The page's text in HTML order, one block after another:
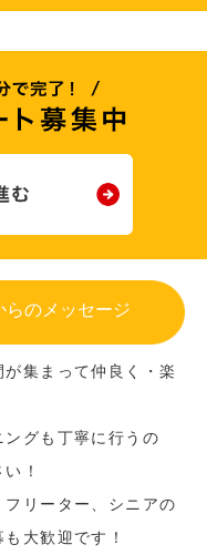
らのメッセージ
集まって仲良く・楽
グも丁寧に行うの
！
リーター、シニアの
大歓迎です！